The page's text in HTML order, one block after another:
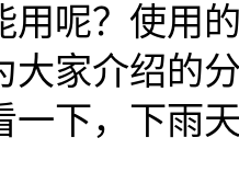
用呢？使用
大家介绍的
一下，下雨